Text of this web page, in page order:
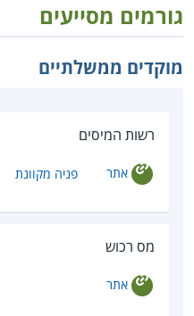
גורמים מסייעים
מוקדים ממשלתיים
רשות המיסים
אתר פניה מקוונת
מס רכוש
אתר